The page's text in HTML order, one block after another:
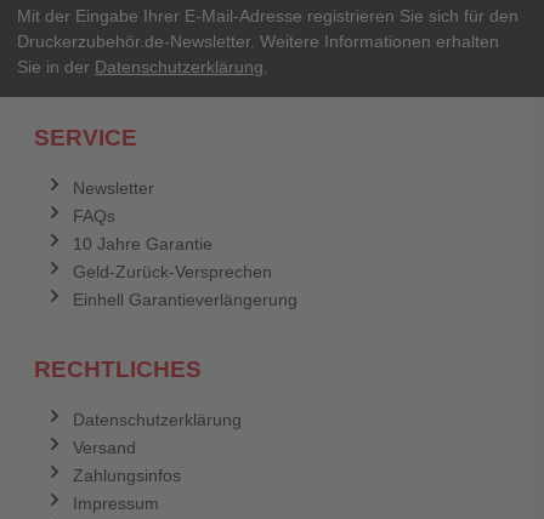
Mit der Eingabe Ihrer E-Mail-Adresse registrieren Sie sich für den
Druckerzubehör.de-Newsletter. Weitere Informationen erhalten
Sie in der Datenschutzerklärung
SERVICE
Newsletter
FAQs
10 Jahre Garantie
Geld-Zurück-Versprechen
Einhell Garantieverlängerung
RECHTLICHES
Datenschutzerklärung
Versand
Zahlungsinfos
Impressum